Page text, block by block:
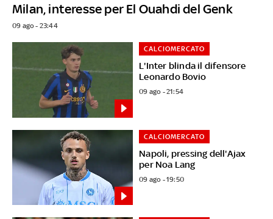
Milan, interesse per El Ouahdi del Genk
09 ago - 23:44
L'Inter blinda il difensore
Leonardo Bovio
CALCIOMERCATO
09 ago - 21:54
Napoli, pressing dell'Ajax
per Noa Lang
CALCIOMERCATO
09 ago - 19:50